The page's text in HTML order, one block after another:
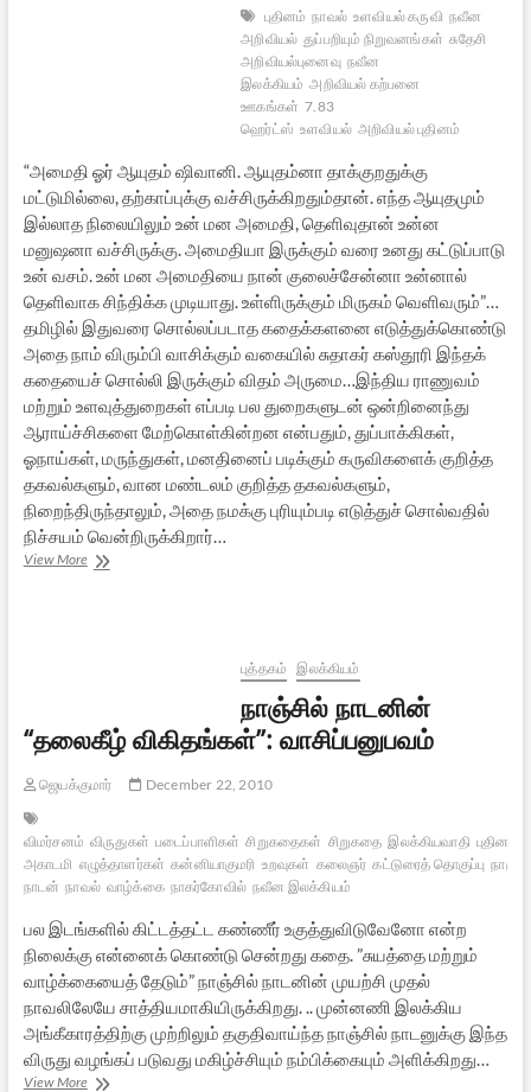
புதினம் நாவல் உளவியல் கருவி நவீன
அறிவியல் துப்பறியும் நிறுவனங்கள் சுதேசி
அறிவியல்புனைவு நவீன
இலக்கியம் அறிவியல் கற்பனை
ஊகங்கள் 7.83
ஹெர்ட்ஸ் உளவியல் அறிவியல் புதினம்
“அமைதி ஓர் ஆயுதம் ஷிவானி. ஆயுதம்னா தாக்குறதுக்கு
மட்டுமில்லை, தற்காப்புக்கு வச்சிருக்கிறதும்தான். எந்த ஆயுதமும்
இல்லாத நிலையிலும் உன் மன அமைதி, தெளிவுதான் உன்ன
மனுஷனா வச்சிருக்கு. அமைதியா இருக்கும் வரை உனது கட்டுப்பாடு
உன் வசம். உன் மன அமைதியை நான் குலைச்சேன்னா உன்னால்
தெளிவாக சிந்திக்க முடியாது. உள்ளிருக்கும் மிருகம் வெளிவரும்”…
தமிழில் இதுவரை சொல்லப்படாத கதைக்களனை எடுத்துக்கொண்டு
அதை நாம் விரும்பி வாசிக்கும் வகையில் சுதாகர் கஸ்தூரி இந்தக்
கதையைச் சொல்லி இருக்கும் விதம் அருமை…இந்திய ராணுவம்
மற்றும் உளவுத்துறைகள் எப்படி பல துறைகளுடன் ஒன்றினைந்து
ஆராய்ச்சிகளை மேற்கொள்கின்றன என்பதும், துப்பாக்கிகள்,
ஓநாய்கள், மருந்துகள், மனதினைப் படிக்கும் கருவிகளைக் குறித்த
தகவல்களும், வான மண்டலம் குறித்த தகவல்களும்,
நிறைந்திருந்தாலும், அதை நமக்கு புரியும்படி எடுத்துச் சொல்வதில்
நிச்சயம் வென்றிருக்கிறார்…
View More“7.83
புத்தகம் இலக்கியம்
நாஞ்சில் நாடனின்
“தலைகீழ் விகிதங்கள்”: வாசிப்பனுபவம்
ஜெயக்குமார் December 22, 2010
விமர்சனம் விருதுகள் படைப்பாளிகள் சிறுகதைகள் சிறுகதை இலக்கியவாதி புதினம்
அகாடமி எழுத்தாளர்கள் கன்னியாகுமரி உறவுகள் கலைஞர் கட்டுரைத் தொகுப்பு
நாடன் நாவல் வாழ்க்கை நாகர்கோவில் நவீன இலக்கியம்
பல இடங்களில் கிட்டத்தட்ட கண்ணீர் உகுத்துவிடுவேனோ என்ற
நிலைக்கு என்னைக் கொண்டு சென்றது கதை. ”சுயத்தை மற்றும்
வாழ்க்கையைத் தேடும்” நாஞ்சில் நாடனின் முயற்சி முதல்
நாவலிலேயே சாத்தியமாகியிருக்கிறது. .. முன்னணி இலக்கிய
அங்கீகாரத்திற்கு முற்றிலும் தகுதிவாய்ந்த நாஞ்சில் நாடனுக்கு இந்த
விருது வழங்கப் படுவது மகிழ்ச்சியும் நம்பிக்கையும் அளிக்கிறது…
View Moreநாஞ்சில்